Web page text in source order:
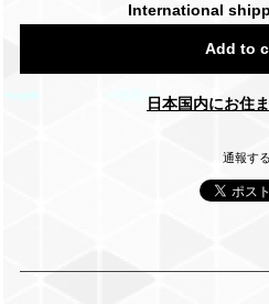
International
Add to
日本国内にお住
通報する